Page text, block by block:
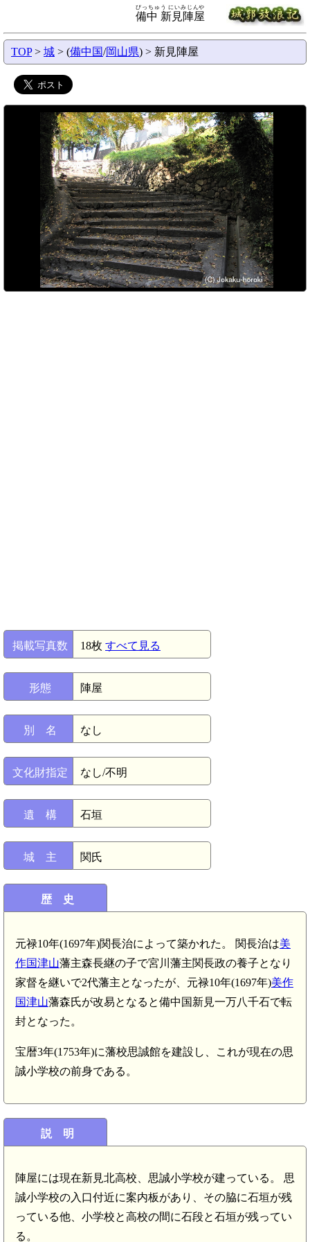
備中 新見陣屋
びっちゅう にいみじんや
TOP> 城 > (備中国/岡山県) > 新見陣屋
掲載写真数 18枚 すべて見る
形態 陣屋
別 名 なし
文化財指定 なし/不明
遺 構 石垣
城 主 関氏
歴 史
元禄10年(1697年)関長治によって築かれた。 関長治は美
作国津山藩主森長継の子で宮川藩主関長政の養子となり
家督を継いで2代藩主となったが、元禄10年(1697年)美作
国津山藩森氏が改易となると備中国新見一万八千石で転
封となった。
宝暦3年(1753年)に藩校思誠館を建設し、これが現在の思
誠小学校の前身である。
説 明
陣屋には現在新見北高校、思誠小学校が建っている。 思
誠小学校の入口付近に案内板があり、その脇に石垣が残
っている他、小学校と高校の間に石段と石垣が残ってい
る。